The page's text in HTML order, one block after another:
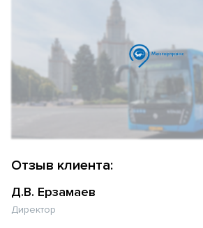
Отзыв клиента:
Д.В. Ерзамаев
Директор